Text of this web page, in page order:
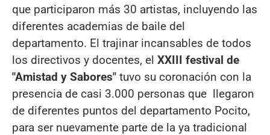
que participaron más 30 artistas, incluyendo las
diferentes academias de baile del
departamento. El trajinar incansables de todos
los directivos y docentes, el XXIII festival de
"Amistad y Sabores" tuvo su coronación con la
presencia de casi 3.000 personas que llegaron
de diferentes puntos del departamento Pocito,
para ser nuevamente parte de la ya tradicional